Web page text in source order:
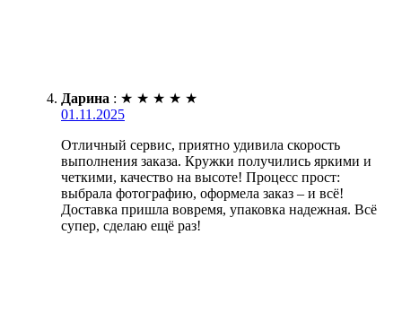
Дарина : ★ ★ ★ ★ ★
01.11.2025
Отличный сервис, приятно удивила скорость
выполнения заказа. Кружки получились яркими и
четкими, качество на высоте! Процесс прост:
выбрала фотографию, оформела заказ – и всё!
Доставка пришла вовремя, упаковка надежная. Всё
супер, сделаю ещё раз!